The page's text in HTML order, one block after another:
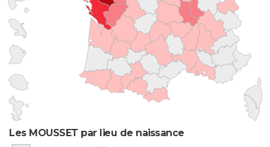
Les MOUSSET par lieu de naissance